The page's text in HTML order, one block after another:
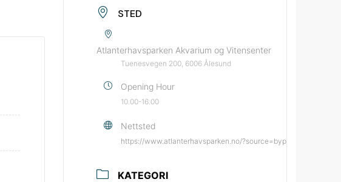
STED
Atlanterhavsparken Akvarium og Vitensenter
Tuenesvegen 200, 6006 Ålesund
Opening Hour
10.00-16.00
Nettsted
https://www.atlanterhavsparken.no/
KATEGORI